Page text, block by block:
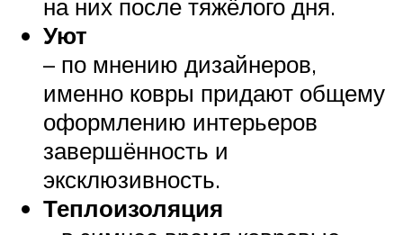
на них после тяжёлого дня.
Уют
– по мнению дизайнеров,
именно ковры придают общему
оформлению интерьеров
завершённость и
эксклюзивность.
Теплоизоляция